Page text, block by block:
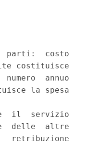
parti:  costo
costituisce
annuo
la spesa
il  servizio
delle  altre
retribuzione